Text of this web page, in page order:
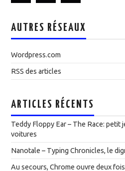
AUTRES RÉSEAUX
Wordpress.com
RSS des articles
ARTICLES RÉCENTS
Teddy Floppy Ear – The Race: petit
voitures
Nanotale – Typing Chronicles, le
Au secours, Chrome ouvre deux